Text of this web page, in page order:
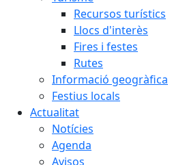
Recursos turístics
Llocs d'interès
Fires i festes
Rutes
Informació geogràfica
Festius locals
Actualitat
Notícies
Agenda
Avisos